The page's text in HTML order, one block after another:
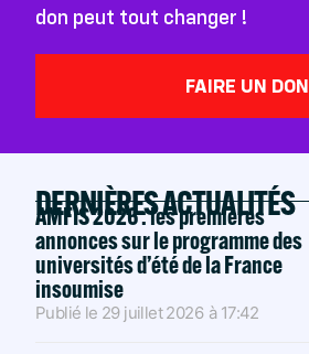
don peut tout changer !
FAIRE UN DON
DERNIÈRES ACTUALITÉS
AMFIS 2026 : les premières
annonces sur le programme des
universités d’été de la France
insoumise
Publié le 29 juillet 2026 à 17:42